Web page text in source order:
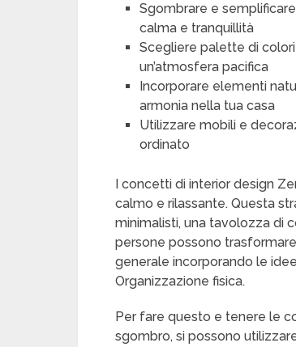
Sgombrare e
calma e tranquillità
Scegliere palette di
un’atmosfera pacifica
Incorporare elementi
armonia nella tua casa
Utilizzare mobili e
ordinato
I concetti di interior design
calmo e rilassante. Questa
minimalisti, una tavolozza di
persone possono
generale incorporando le
Organizzazione fisica.
Per fare questo e tenere le
sgombro, si possono